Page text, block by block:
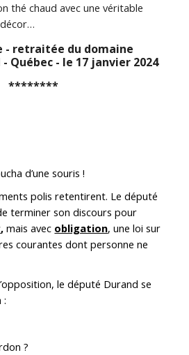
thé chaud avec une véritable
- retraitée du domaine
Québec - le 17 janvier 2024
********
d’une souris !
polis retentirent. Le député
terminer son discours pour
,mais avec obligation, une loi sur
courantes dont personne ne
le député Durand se
:
?